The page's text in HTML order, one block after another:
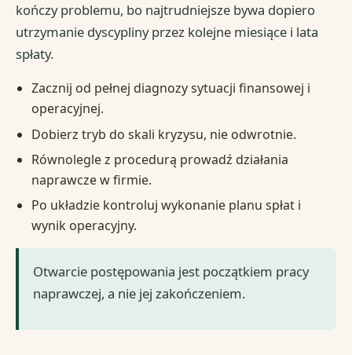
kończy problemu, bo najtrudniejsze bywa dopiero
utrzymanie dyscypliny przez kolejne miesiące i lata
spłaty.
Zacznij od pełnej diagnozy sytuacji finansowej i
operacyjnej.
Dobierz tryb do skali kryzysu, nie odwrotnie.
Równolegle z procedurą prowadź działania
naprawcze w firmie.
Po układzie kontroluj wykonanie planu spłat i
wynik operacyjny.
Otwarcie postępowania jest początkiem pracy
naprawczej, a nie jej zakończeniem.